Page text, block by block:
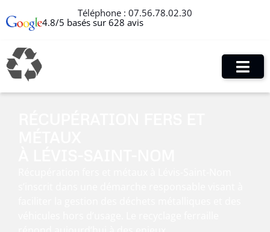
Téléphone : 07.56.78.02.30
4.8/5 basés sur 628 avis